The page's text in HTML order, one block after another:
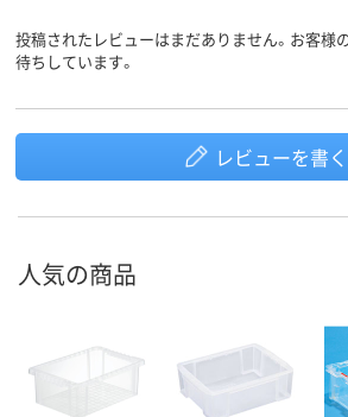
投稿されたレビューはまだありません。お客様
待ちしています。
レビューを書く
人気の商品